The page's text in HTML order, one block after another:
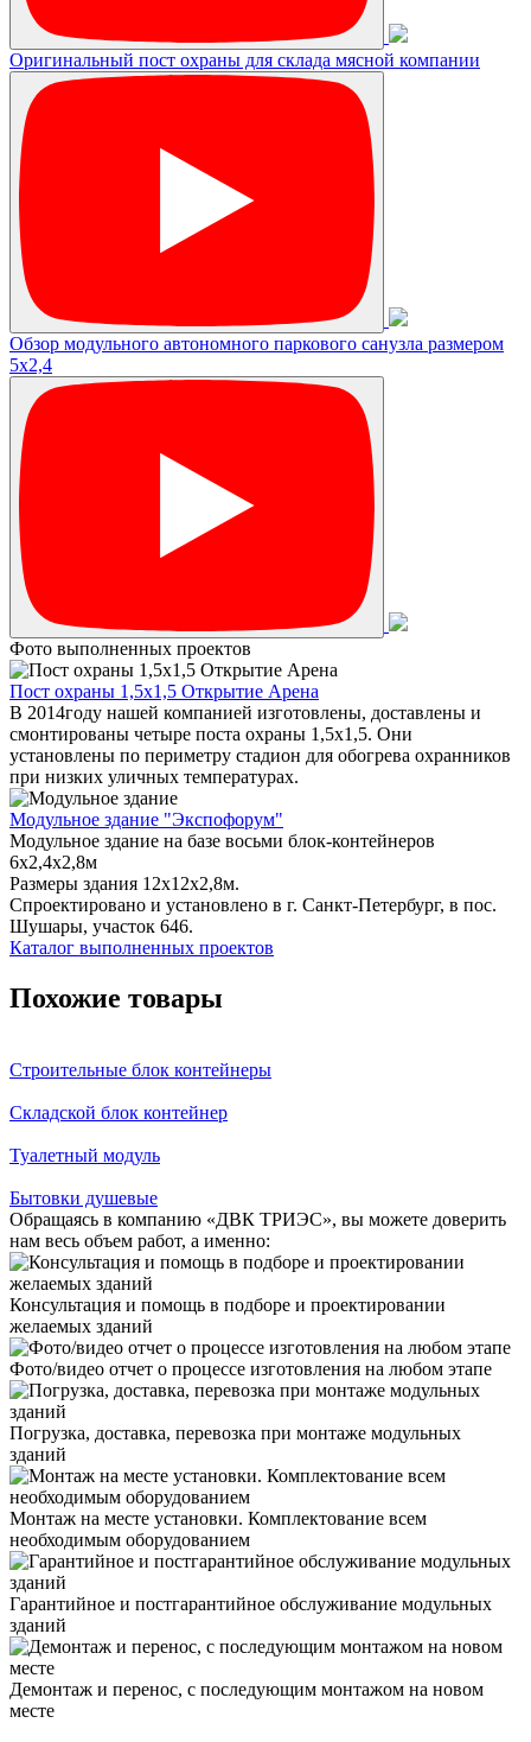
Оригинальный пост охраны для склада мясной компании
Обзор модульного автономного паркового санузла размером
5х2,4
Фото выполненных проектов
Пост охраны 1,5х1,5 Открытие Арена
В 2014году нашей компанией изготовлены, доставлены и
смонтированы четыре поста охраны 1,5х1,5. Они
установлены по периметру стадион для обогрева охранников
при низких уличных температурах.
Модульное здание "Экспофорум"
Модульное здание на базе восьми блок-контейнеров
6x2,4x2,8м
Размеры здания 12х12х2,8м.
Спроектировано и установлено в г. Санкт-Петербург, в пос.
Шушары, участок 646.
Каталог выполненных проектов
Похожие товары
Строительные блок контейнеры
Складской блок контейнер
Туалетный модуль
Бытовки душевые
Обращаясь в компанию «ДВК ТРИЭС», вы можете доверить
нам весь объем работ, а именно:
Консультация и помощь в подборе и проектировании
желаемых зданий
Фото/видео отчет о процессе изготовления на любом этапе
Погрузка, доставка, перевозка при монтаже модульных
зданий
Монтаж на месте установки. Комплектование всем
необходимым оборудованием
Гарантийное и постгарантийное обслуживание модульных
зданий
Демонтаж и перенос, с последующим монтажом на новом
месте